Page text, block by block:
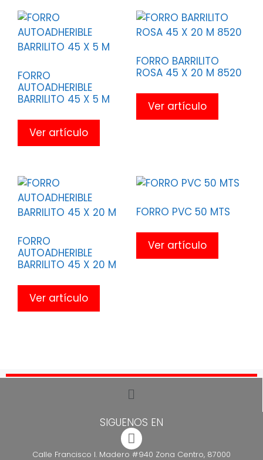
FORRO
AUTOADHERIBLE
BARRILITO 45 X 5 M
Ver artículo
FORRO BARRILITO
ROSA 45 X 20 M 8520
Ver artículo
FORRO
AUTOADHERIBLE
BARRILITO 45 X 20 M
Ver artículo
FORRO PVC 50 MTS
Ver artículo
SIGUENOS EN
Calle Francisco I. Madero #940 Zona Centro, 87000